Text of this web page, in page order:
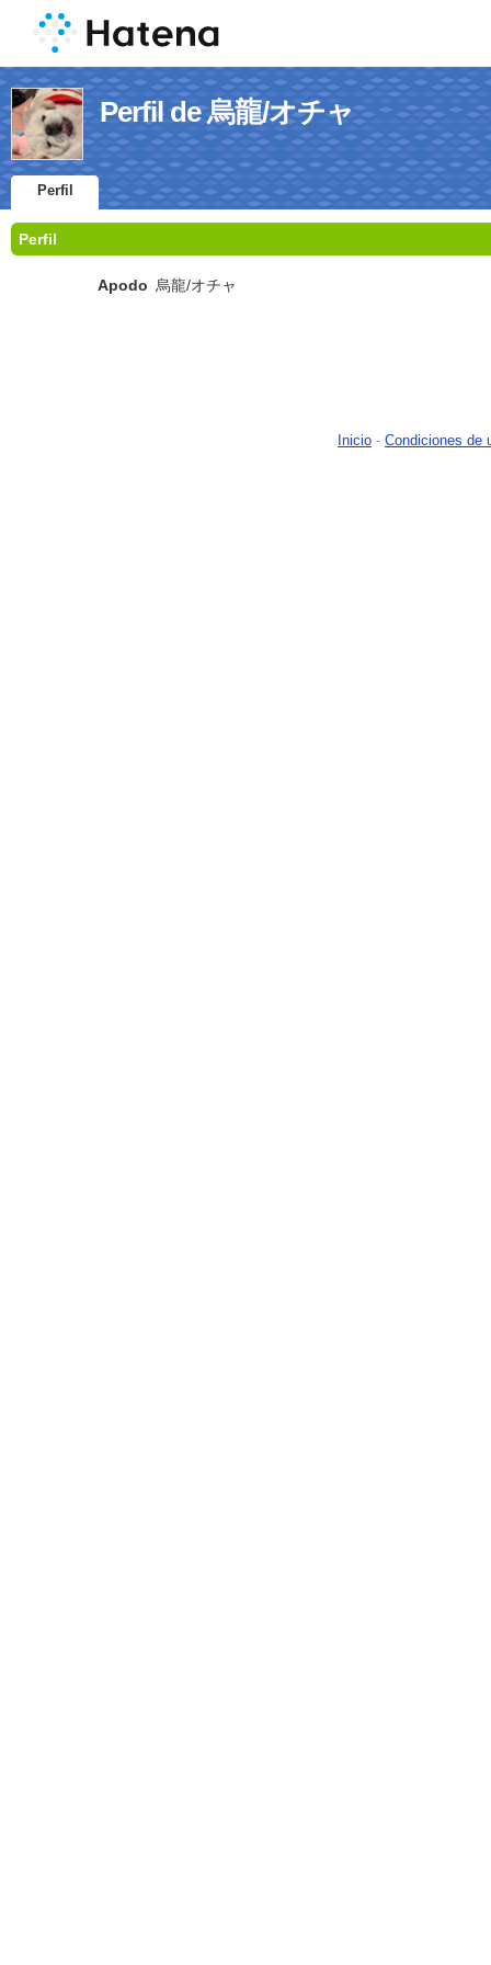
Perfil de 烏龍/オチャ
Perfil
Perfil
Apodo 烏龍/オチャ
Inicio - Condiciones de